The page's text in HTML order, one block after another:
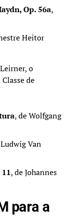
Op. 56a,
Heitor
o
de
, de Wolfgang
Van
, de Johannes
para a